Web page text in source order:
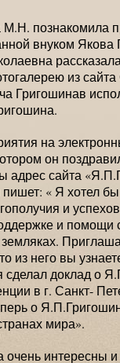
познакомила
внуком
из
Григошинав
на
он
адрес сайта
пишет: « Я хотел
и
и помощи
из него вы
сделал доклад о
в г. Санкт-
о
мира».
очень интересны